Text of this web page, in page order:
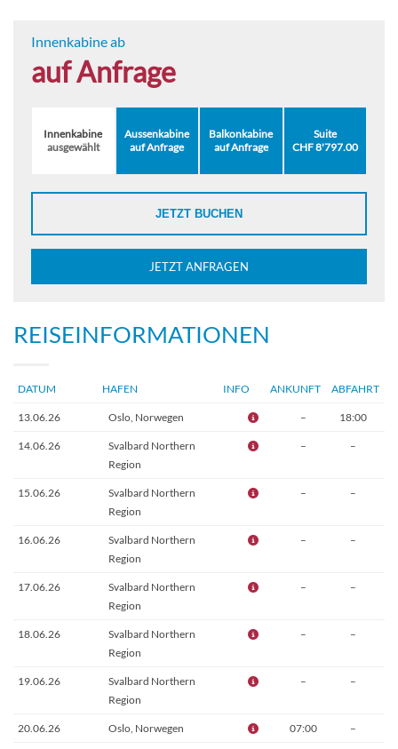
Innenkabine ab
auf Anfrage
Innenkabine
ausgewählt
Aussenkabine
auf Anfrage
Balkonkabine
auf Anfrage
Suite
CHF 8'797.00
JETZT BUCHEN
JETZT ANFRAGEN
REISEINFORMATIONEN
DATUM HAFEN INFO ANKUNFT ABFAHRT
13.06.26 Oslo, Norwegen – 18:00
14.06.26
Svalbard Northern
Region
– –
15.06.26
Svalbard Northern
Region
– –
16.06.26
Svalbard Northern
Region
– –
17.06.26
Svalbard Northern
Region
– –
18.06.26
Svalbard Northern
Region
– –
19.06.26
Svalbard Northern
Region
– –
20.06.26 Oslo, Norwegen 07:00 –